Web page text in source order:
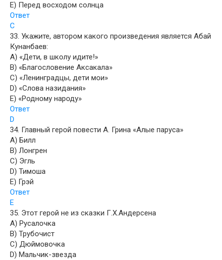
E) Перед восходом солнца
Ответ
C
33. Укажите, автором какого произведения является Абай
Кунанбаев:
A) «Дети, в школу идите!»
B) «Благословение Аксакала»
C) «Ленинградцы, дети мои»
D) «Слова назидания»
E) «Родному народу»
Ответ
D
34. Главный герой повести А. Грина «Алые паруса»
A) Билл
B) Лонгрен
C) Эгль
D) Тимоша
E) Грэй
Ответ
E
35. Этот герой не из сказки Г.Х.Андерсена
A) Русалочка
B) Трубочист
C) Дюймовочка
D) Мальчик-звезда